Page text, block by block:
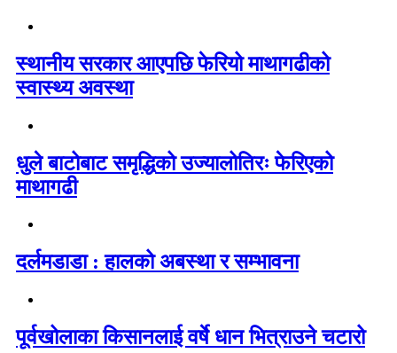
स्थानीय सरकार आएपछि फेरियो माथागढीको
स्वास्थ्य अवस्था
धुले बाटोबाट समृद्धिको उज्यालोतिरः फेरिएको
माथागढी
दर्लमडाडा : हालको अबस्था र सम्भावना
पूर्वखोलाका किसानलाई वर्षे धान भित्राउने चटारो